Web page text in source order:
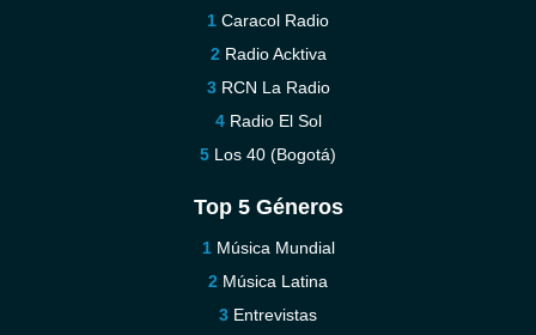
Caracol Radio
Radio Acktiva
RCN La Radio
Radio El Sol
Los 40 (Bogotá)
Top 5 Géneros
Música Mundial
Música Latina
Entrevistas